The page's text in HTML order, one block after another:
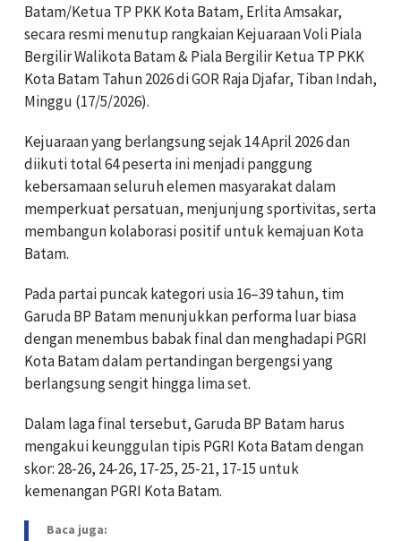
Batam/Ketua TP PKK Kota Batam, Erlita Amsakar,
secara resmi menutup rangkaian Kejuaraan Voli Piala
Bergilir Walikota Batam & Piala Bergilir Ketua TP PKK
Kota Batam Tahun 2026 di GOR Raja Djafar, Tiban Indah,
Minggu (17/5/2026).
Kejuaraan yang berlangsung sejak 14 April 2026 dan
diikuti total 64 peserta ini menjadi panggung
kebersamaan seluruh elemen masyarakat dalam
memperkuat persatuan, menjunjung sportivitas, serta
membangun kolaborasi positif untuk kemajuan Kota
Batam.
Pada partai puncak kategori usia 16–39 tahun, tim
Garuda BP Batam menunjukkan performa luar biasa
dengan menembus babak final dan menghadapi PGRI
Kota Batam dalam pertandingan bergengsi yang
berlangsung sengit hingga lima set.
Dalam laga final tersebut, Garuda BP Batam harus
mengakui keunggulan tipis PGRI Kota Batam dengan
skor: 28-26, 24-26, 17-25, 25-21, 17-15 untuk
kemenangan PGRI Kota Batam.
Baca juga: